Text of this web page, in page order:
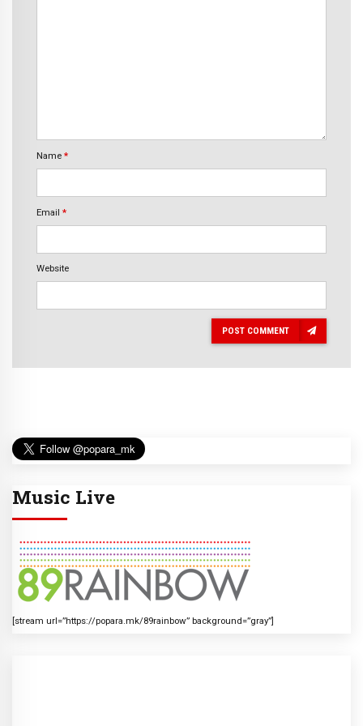
Name *
Email *
Website
POST COMMENT
Music Live
[stream url=”https://popara.mk/89rainbow” background=”gray”]